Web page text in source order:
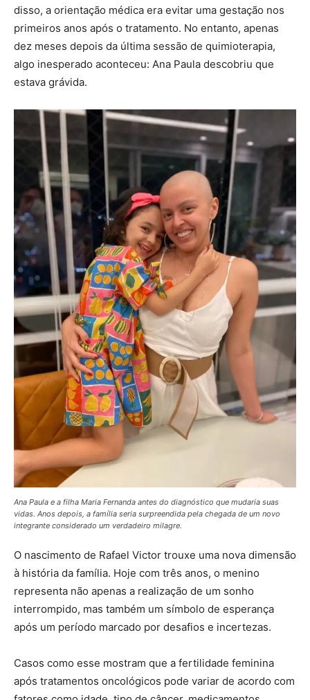
disso, a orientação médica era evitar uma gestação nos
primeiros anos após o tratamento. No entanto, apenas
dez meses depois da última sessão de quimioterapia,
algo inesperado aconteceu: Ana Paula descobriu que
estava grávida.
Ana Paula e a filha Maria Fernanda antes do diagnóstico que mudaria suas
vidas. Anos depois, a família seria surpreendida pela chegada de um novo
integrante considerado um verdadeiro milagre.
O nascimento de Rafael Victor trouxe uma nova dimensão
à história da família. Hoje com três anos, o menino
representa não apenas a realização de um sonho
interrompido, mas também um símbolo de esperança
após um período marcado por desafios e incertezas.
Casos como esse mostram que a fertilidade feminina
após tratamentos oncológicos pode variar de acordo com